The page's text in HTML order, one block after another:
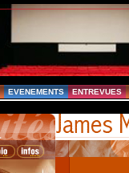
EVENEMENTS ENTREVUES